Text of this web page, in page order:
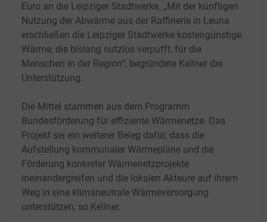
Euro an die Leipziger Stadtwerke. „Mit der künftigen
Nutzung der Abwärme aus der Raffinerie in Leuna
erschließen die Leipziger Stadtwerke kostengünstige
Wärme, die bislang nutzlos verpufft, für die
Menschen in der Region“, begründete Kellner die
Unterstützung.
Die Mittel stammen aus dem Programm
Bundesförderung für effiziente Wärmenetze. Das
Projekt sei ein weiterer Beleg dafür, dass die
Aufstellung kommunaler Wärmepläne und die
Förderung konkreter Wärmenetzprojekte
ineinandergreifen und die lokalen Akteure auf ihrem
Weg in eine klimaneutrale Wärmeversorgung
unterstützen, so Kellner.